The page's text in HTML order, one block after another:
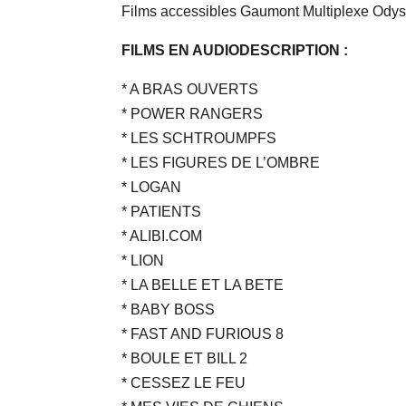
Films accessibles Gaumont Multiplexe
FILMS EN AUDIODESCRIPTION :
* A BRAS OUVERTS
* POWER RANGERS
* LES SCHTROUMPFS
* LES FIGURES DE L’OMBRE
* LOGAN
* PATIENTS
* ALIBI.COM
* LION
* LA BELLE ET LA BETE
* BABY BOSS
* FAST AND FURIOUS 8
* BOULE ET BILL 2
* CESSEZ LE FEU